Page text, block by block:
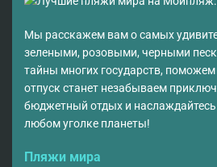
Мы расскажем вам о самых
зелеными, розовыми, черными
тайны многих государств, поможем
отпуск станет незабываем
бюджетный отдых и
любом уголке планеты!
Пляжи мира